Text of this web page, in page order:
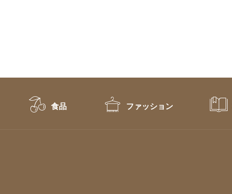
食品 ファッション